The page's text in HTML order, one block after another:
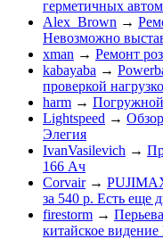
герметичных
Alex_Brown →
Невозможно
xman → Ремонт
kabayaba →
проверкой
harm →
Lightspeed →
Элегия
IvanVasilevich →
166 Ач
Corvair →
за 540 р. Есть еще
firestorm →
китайское